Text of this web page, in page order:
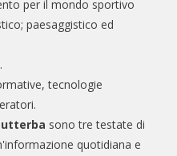
per il mondo sportivo
paesaggistico ed
tecnologie
sono tre testate di
quotidiana e